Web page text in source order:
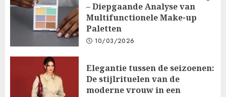
– Diepgaande Analyse van
Multifunctionele Make-up
Paletten
10/03/2026
Elegantie tussen de seizoenen:
De stijlrituelen van de
moderne vrouw in een